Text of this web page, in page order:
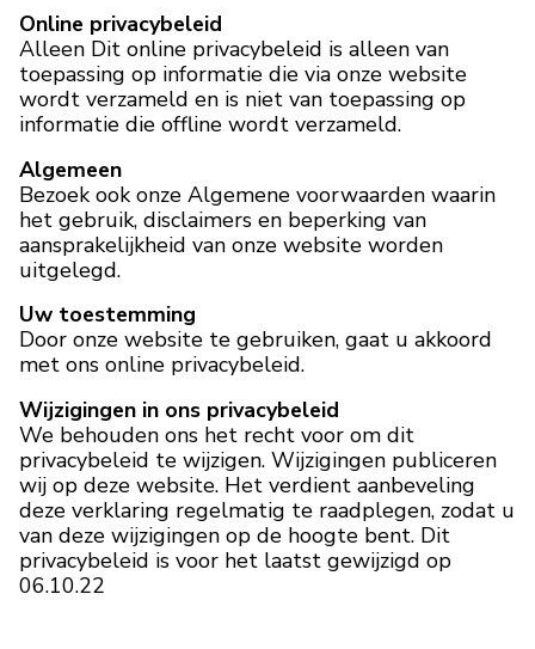
Online privacybeleid
Alleen Dit online privacybeleid is alleen van
toepassing op informatie die via onze website
wordt verzameld en is niet van toepassing op
informatie die offline wordt verzameld.
Algemeen
Bezoek ook onze Algemene voorwaarden waarin
het gebruik, disclaimers en beperking van
aansprakelijkheid van onze website worden
uitgelegd.
Uw toestemming
Door onze website te gebruiken, gaat u akkoord
met ons online privacybeleid.
Wijzigingen in ons privacybeleid
We behouden ons het recht voor om dit
privacybeleid te wijzigen. Wijzigingen publiceren
wij op deze website. Het verdient aanbeveling
deze verklaring regelmatig te raadplegen, zodat u
van deze wijzigingen op de hoogte bent. Dit
privacybeleid is voor het laatst gewijzigd op
06.10.22